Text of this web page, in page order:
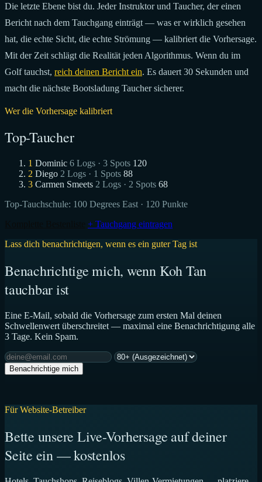
Die letzte Ebene bist du. Jeder Instruktor und Taucher, der einen
Bericht nach dem Tauchgang einträgt — was er wirklich gesehen
hat, die echte Sicht, die echte Strömung — kalibriert die Vorhersage.
Mit der Zeit schlägt die Realität jeden Algorithmus. Wenn du im
Golf tauchst, reich deinen Bericht ein. Es dauert 30 Sekunden und
macht die nächste Bootsladung Taucher sicherer.
Wer die Vorhersage kalibriert
Top-Taucher
1 Dominic 6 Logs · 3 Spots 120
2 Diego 2 Logs · 1 Spots 88
3 Carmen Smeets 2 Logs · 2 Spots 68
Top-Tauchschule: 100 Degrees East · 120 Punkte
+ Tauchgang eintragen
Lass dich benachrichtigen, wenn es ein guter Tag ist
Benachrichtige mich, wenn Koh Tan
tauchbar ist
Eine E-Mail, sobald die Vorhersage zum ersten Mal deinen
Schwellenwert überschreitet — maximal eine Benachrichtigung alle
3 Tage. Kein Spam.
Benachrichtige mich
Für Website-Betreiber
Bette unsere Live-Vorhersage auf deiner
Seite ein — kostenlos